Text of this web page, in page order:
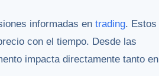
informadas en trading. Estos
con el tiempo. Desde las
impacta directamente tanto en